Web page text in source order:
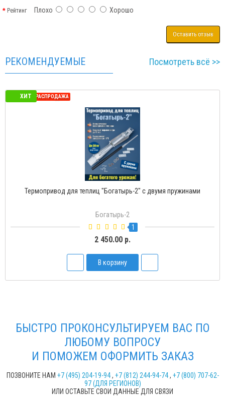
РейтингПлохо Хорошо
Оставить отзыв
РЕКОМЕНДУЕМЫЕ Посмотреть всё >>
ХИТ
СЕЗОННАЯ РАСПРОДАЖА
Термопривод для теплиц "Богатырь-2" с двумя пружинами
Богатырь-2
1
2 450.00 р.
В корзину
БЫСТРО ПРОКОНСУЛЬТИРУЕМ ВАС ПО
ЛЮБОМУ ВОПРОСУ
И ПОМОЖЕМ ОФОРМИТЬ ЗАКАЗ
ПОЗВОНИТЕ НАМ +7 (495) 204-19-94, +7 (812) 244-94-74, +7 (800) 707-62-
97 (ДЛЯ РЕГИОНОВ)
ИЛИ ОСТАВЬТЕ СВОИ ДАННЫЕ ДЛЯ СВЯЗИ